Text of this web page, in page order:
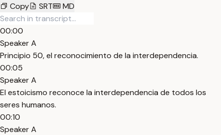
Copy
SRT MD
00:00
Speaker A
Principio 50, el reconocimiento de la interdependencia.
00:05
Speaker A
El estoicismo reconoce la interdependencia de todos los
seres humanos.
00:10
Speaker A